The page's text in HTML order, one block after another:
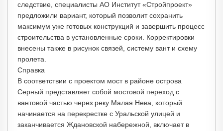
следствие, специалисты АО Институт «Стройпроект»
предложили вариант, который позволит сохранить
максимум уже готовых конструкций и завершить процесс
строительства в установленные сроки. Корректировки
внесены также в рисунок связей, систему вант и схему
пролета.
Справка
В соответствии с проектом мост в районе острова
Серный представляет собой мостовой переход с
вантовой частью через реку Малая Нева, который
начинается на перекрестке с Уральской улицей и
заканчивается Ждановской набережной, включает в